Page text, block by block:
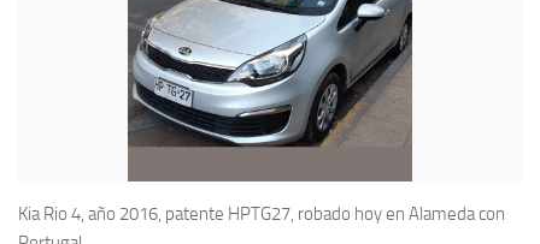
Kia Rio 4, año 2016, patente HPTG27, robado hoy en Alameda con